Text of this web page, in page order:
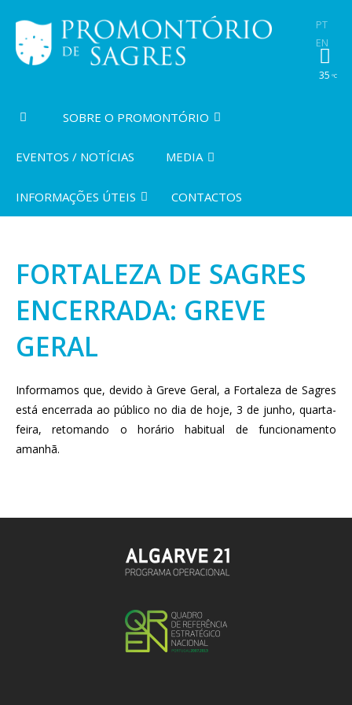
PT
EN
35 ºC
SOBRE O PROMONTÓRIO
EVENTOS / NOTÍCIAS MEDIA
INFORMAÇÕES ÚTEIS CONTACTOS
FORTALEZA DE SAGRES
ENCERRADA: GREVE
GERAL
Informamos que, devido à Greve Geral, a Fortaleza de Sagres
está encerrada ao público no dia de hoje, 3 de junho, quarta-
feira, retomando o horário habitual de funcionamento
amanhã.